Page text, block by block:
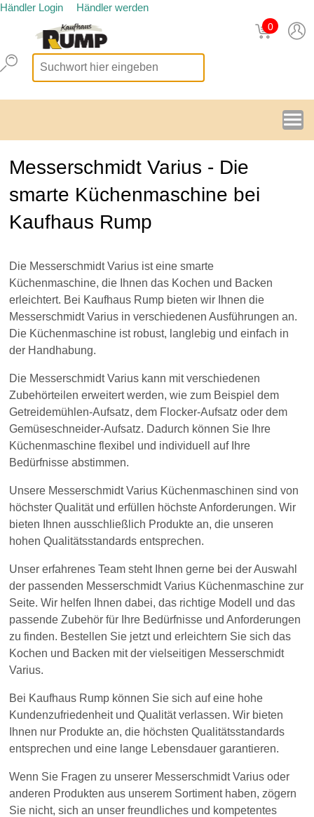
Händler Login Händler werden
0
Messerschmidt Varius - Die
smarte Küchenmaschine bei
Kaufhaus Rump
Die Messerschmidt Varius ist eine smarte
Küchenmaschine, die Ihnen das Kochen und Backen
erleichtert. Bei Kaufhaus Rump bieten wir Ihnen die
Messerschmidt Varius in verschiedenen Ausführungen an.
Die Küchenmaschine ist robust, langlebig und einfach in
der Handhabung.
Die Messerschmidt Varius kann mit verschiedenen
Zubehörteilen erweitert werden, wie zum Beispiel dem
Getreidemühlen-Aufsatz, dem Flocker-Aufsatz oder dem
Gemüseschneider-Aufsatz. Dadurch können Sie Ihre
Küchenmaschine flexibel und individuell auf Ihre
Bedürfnisse abstimmen.
Unsere Messerschmidt Varius Küchenmaschinen sind von
höchster Qualität und erfüllen höchste Anforderungen. Wir
bieten Ihnen ausschließlich Produkte an, die unseren
hohen Qualitätsstandards entsprechen.
Unser erfahrenes Team steht Ihnen gerne bei der Auswahl
der passenden Messerschmidt Varius Küchenmaschine zur
Seite. Wir helfen Ihnen dabei, das richtige Modell und das
passende Zubehör für Ihre Bedürfnisse und Anforderungen
zu finden. Bestellen Sie jetzt und erleichtern Sie sich das
Kochen und Backen mit der vielseitigen Messerschmidt
Varius.
Bei Kaufhaus Rump können Sie sich auf eine hohe
Kundenzufriedenheit und Qualität verlassen. Wir bieten
Ihnen nur Produkte an, die höchsten Qualitätsstandards
entsprechen und eine lange Lebensdauer garantieren.
Wenn Sie Fragen zu unserer Messerschmidt Varius oder
anderen Produkten aus unserem Sortiment haben, zögern
Sie nicht, sich an unser freundliches und kompetentes